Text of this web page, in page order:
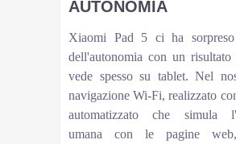
AUTONOMIA
Xiaomi Pad 5 ci ha
dell'autonomia con un
vede spesso su tablet. Nel
navigazione Wi-Fi, realizzato
automatizzato che simula
umana con le pagine